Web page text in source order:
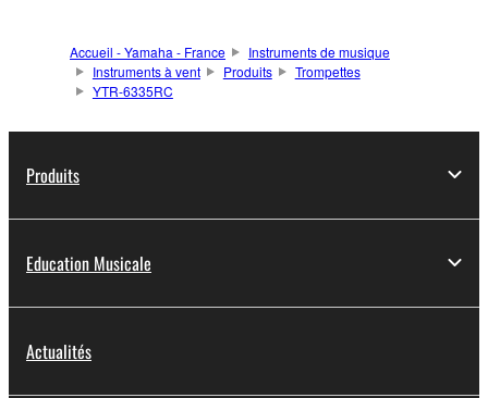
Accueil - Yamaha - France
Instruments de musique
Instruments à vent
Produits
Trompettes
YTR-6335RC
Produits
Education Musicale
Actualités